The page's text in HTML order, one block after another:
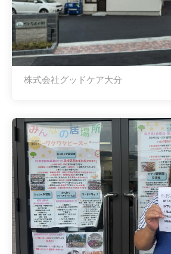
株式会社グッドケア大分